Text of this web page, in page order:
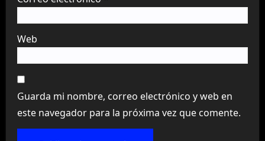
Web
Guarda mi nombre, correo electrónico y web en
este navegador para la próxima vez que comente.